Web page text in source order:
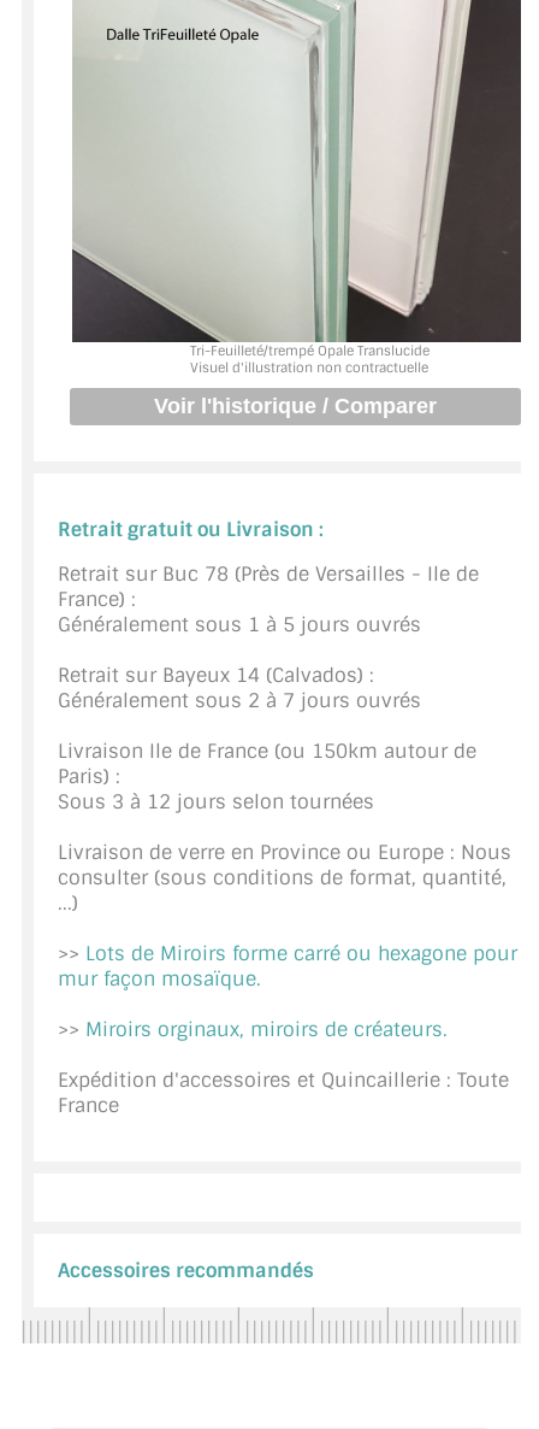
BARRES DE STABILISATION
LE CATALOGUE ACCESSOIRES
(STROMBINOSCOPE)
ACCESSOIRES EN PROMOTIONS
EXEMPLES, RÉALISATIONS, INSPIRATIONS
COMMENT COUPER DU VERRE ?
CONSEILS / AIDE
A PROPOS DE LA LIVRAISON
COMPTE PRO
PLAN DU SITE
NOUS TROUVER - BUC 78
NOUS CONTACTER
Tri-Feuilleté/trempé Opale Translucide
Visuel d'illustration non contractuelle
Retrait gratuit ou Livraison :
Retrait sur Buc 78 (Près de Versailles - Ile de
France) :
Généralement sous 1 à 5 jours ouvrés
Retrait sur Bayeux 14 (Calvados) :
Généralement sous 2 à 7 jours ouvrés
Livraison Ile de France (ou 150km autour de
Paris) :
Sous 3 à 12 jours selon tournées
Livraison de verre en Province ou Europe : Nous
consulter (sous conditions de format, quantité,
...)
>> Lots de Miroirs forme carré ou hexagone pour
mur façon mosaïque.
>> Miroirs orginaux, miroirs de créateurs.
Expédition d'accessoires et Quincaillerie : Toute
France
Accessoires recommandés